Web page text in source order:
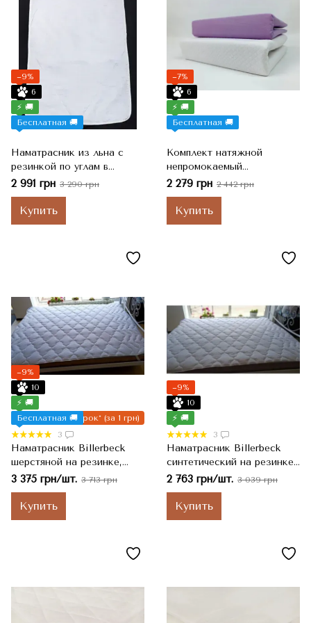
−9%
6
⚡ 🚚
Бесплатная 🚚
Наматрасник из льна с
резинкой по углам в
хлопковой ткани 140х200
2 991 грн 3 290 грн
Купить
−7%
6
⚡ 🚚
Бесплатная 🚚
Комплект натяжной
непромокаемый
наматрасник Cotton
Premium+ сатиновая
простынь 140х200
2 279 грн 2 442 грн
Купить
Подарок* (за 1 грн)
−9%
10
⚡ 🚚
Бесплатная 🚚
3
Наматрасник Billerbeck
шерстяной на резинке,
Белый, 140x200 см, 2600 г
3 375 грн/шт. 3 713 грн
Купить
−9%
10
⚡ 🚚
3
Наматрасник Billerbeck
синтетический на резинке,
Белый, 140x200 см, 1900 г
2 763 грн/шт. 3 039 грн
Купить